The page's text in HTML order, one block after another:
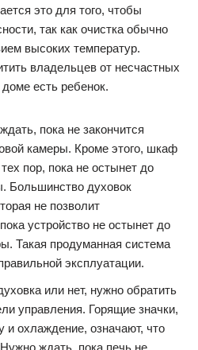
это для того, чтобы
так как очистка обычно
высоких температур.
владельцев от несчастных
есть ребенок.
пока не закончится
камеры. Кроме этого, шкаф
пор, пока не остынет до
Большинство духовок
не позволит
устройство не остынет до
Такая продуманная система
эксплуатации.
или нет, нужно обратить
управления. Горящие значки,
и охлаждение, означают, что
ждать, пока печь не